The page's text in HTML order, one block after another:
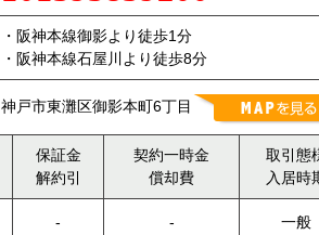
・阪神本線御影より徒歩1分
・阪神本線石屋川より徒歩8分
神戸市東灘区御影本町6丁目
保証金
解約引
契約一時金
償却費
取引態
入居時
-
-
一般